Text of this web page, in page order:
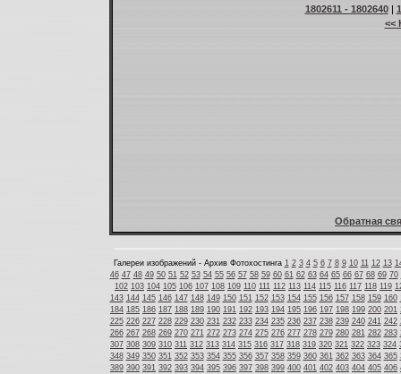
1802611 - 1802640|
<<
Обратная
Галереи изображений - Архив Фотохостинга 1 2 3 4 5 6 7 8 9 10 11 12 13
46 47 48 49 50 51 52 53 54 55 56 57 58 59 60 61 62 63 64 65 66 67 68 69 70
102 103 104 105 106 107 108 109 110 111 112 113 114 115 116 117 118 119
143 144 145 146 147 148 149 150 151 152 153 154 155 156 157 158 159 160
184 185 186 187 188 189 190 191 192 193 194 195 196 197 198 199 200 201
225 226 227 228 229 230 231 232 233 234 235 236 237 238 239 240 241 242
266 267 268 269 270 271 272 273 274 275 276 277 278 279 280 281 282 283
307 308 309 310 311 312 313 314 315 316 317 318 319 320 321 322 323 324
348 349 350 351 352 353 354 355 356 357 358 359 360 361 362 363 364 365
389 390 391 392 393 394 395 396 397 398 399 400 401 402 403 404 405 406